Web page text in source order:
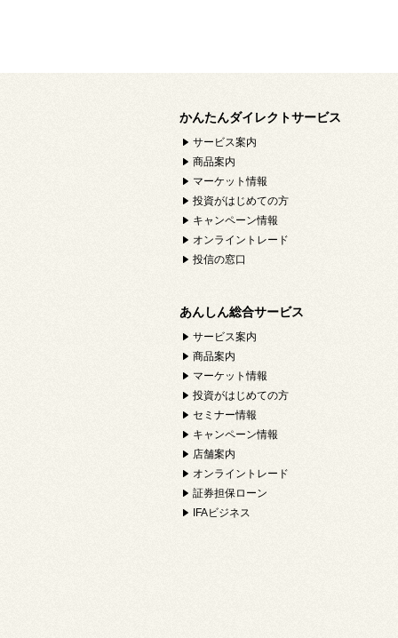
かんたんダイレクトサービス
サービス案内
商品案内
マーケット情報
投資がはじめての方
キャンペーン情報
オンライントレード
投信の窓口
あんしん総合サービス
サービス案内
商品案内
マーケット情報
投資がはじめての方
セミナー情報
キャンペーン情報
店舗案内
オンライントレード
証券担保ローン
IFAビジネス